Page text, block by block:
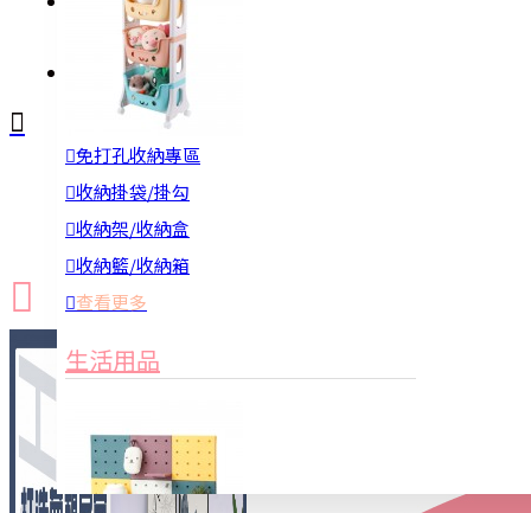
免打孔收納專區
收納掛袋/掛勾
收納架/收納盒
收納籃/收納箱
查看更多
生活用品
新品上市